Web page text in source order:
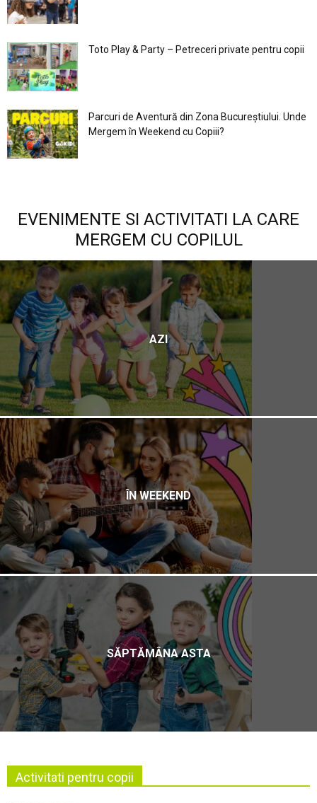
Toto Play & Party – Petreceri private pentru copii
Parcuri de Aventură din Zona Bucureştiului. Unde
Mergem în Weekend cu Copiii?
EVENIMENTE SI ACTIVITATI LA CARE
MERGEM CU COPILUL
AZI
ÎN WEEKEND
SĂPTĂMÂNA ASTA
Activitati pentru copii